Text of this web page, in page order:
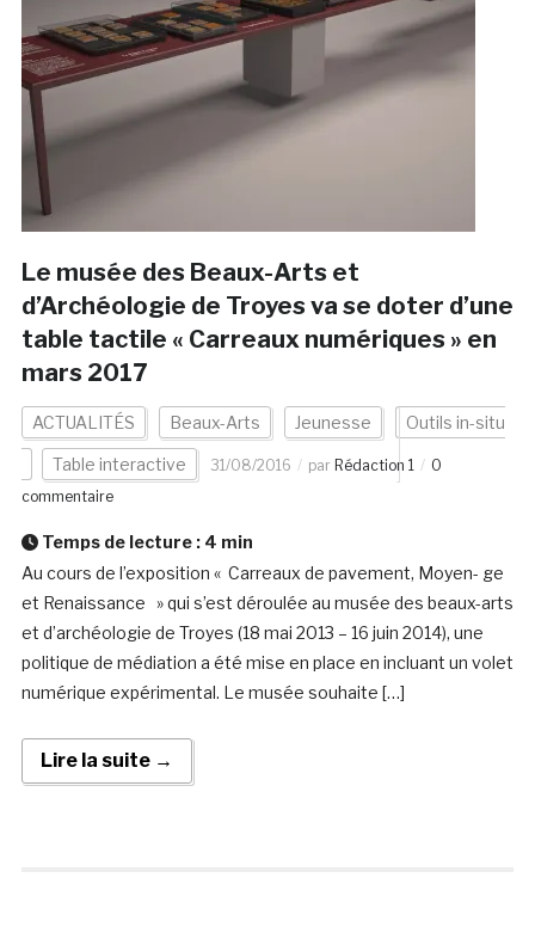
Le musée des Beaux-Arts et
d’Archéologie de Troyes va se doter d’une
table tactile « Carreaux numériques » en
mars 2017
ACTUALITÉS Beaux-Arts Jeunesse Outils in-situ
Table interactive 31/08/2016 par Rédaction 1
0
commentaire
Temps de lecture : 4 min
Au cours de l’exposition « Carreaux de pavement, Moyen- ge
et Renaissance » qui s’est déroulée au musée des beaux-arts
et d’archéologie de Troyes (18 mai 2013 – 16 juin 2014), une
politique de médiation a été mise en place en incluant un volet
numérique expérimental. Le musée souhaite […]
Lire la suite →